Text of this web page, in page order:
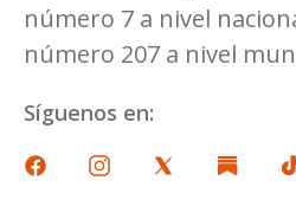
número 7 a nivel
número 207 a nivel
Síguenos en: